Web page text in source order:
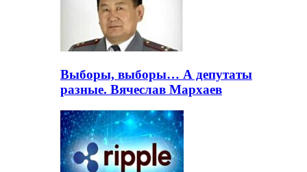
Выборы, выборы… А депутаты
разные. Вячеслав Мархаев